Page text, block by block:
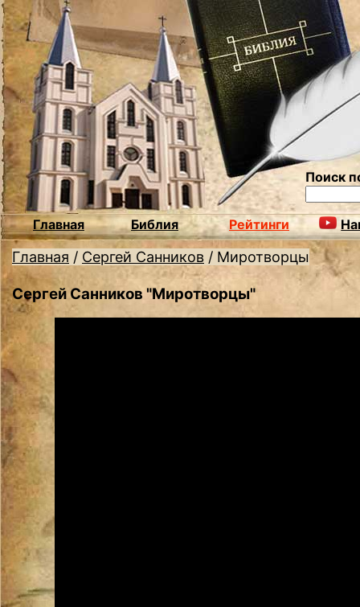
Поиск
Главная Библия Рейтинги
Главная / Сергей Санников / Миротворцы
Сергей Санников "Миротворцы"